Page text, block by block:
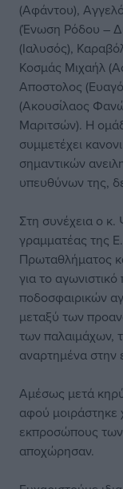
(Αφάντου),
(Ένωση Ρόδου –
(Ιαλυσός),
Κοσμάς Μιχαήλ
Αποστολος
(Ακουσίλαος
Μαριτσών). Η
συμμετέχει
σημαντικών
υπευθύνων της,
Στη συνέχεια ο
γραμματέας της
Πρωταθλήματος
για το
ποδοσφαιρικών
μεταξύ των
των παλαιμάχων,
αναρτημένα στην
Αμέσως μετά
αφού μοιράστηκε
εκπροσώπους
αποχώρησαν.